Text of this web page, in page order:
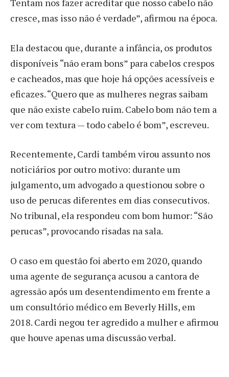
cresce, mas isso não é verdade”, afirmou na época.
Ela destacou que, durante a infância, os produtos
disponíveis “não eram bons” para cabelos crespos
e cacheados, mas que hoje há opções acessíveis e
eficazes. “Quero que as mulheres negras saibam
que não existe cabelo ruim. Cabelo bom não tem a
ver com textura — todo cabelo é bom”, escreveu.
Recentemente, Cardi também virou assunto nos
noticiários por outro motivo: durante um
julgamento, um advogado a questionou sobre o
uso de perucas diferentes em dias consecutivos.
No tribunal, ela respondeu com bom humor: “São
perucas”, provocando risadas na sala.
O caso em questão foi aberto em 2020, quando
uma agente de segurança acusou a cantora de
agressão após um desentendimento em frente a
um consultório médico em Beverly Hills, em
2018. Cardi negou ter agredido a mulher e afirmou
que houve apenas uma discussão verbal.